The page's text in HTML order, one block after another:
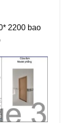
2200 bao